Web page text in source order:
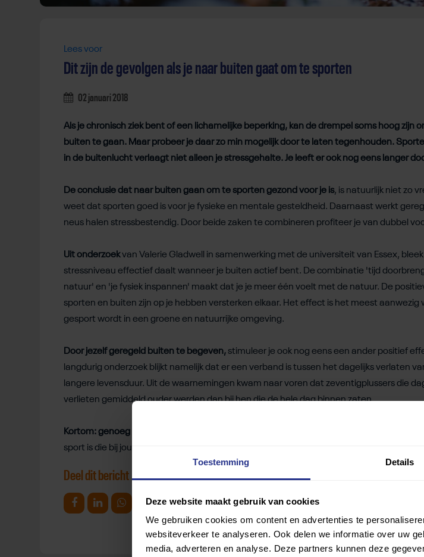
Toestemming Details
Deze website maakt gebruik van cookies
We gebruiken cookies om content en advertenties te
websiteverkeer te analyseren. Ook delen we informatie over uw
media, adverteren en analyse. Deze partners kunnen deze
Lees voor
Dit zijn de gevolgen als je naar buiten gaat om te sporten
02 januari 2018
Als je chronisch ziek bent of een lichamelijke beperking, kan de drempel soms hoog zijn
buiten te gaan. Maar probeer je daar zo min mogelijk door te laten tegenhouden.
in de buitenlucht verlaagt niet alleen je stressgehalte. Je leeft er ook nog eens langer
De conclusie dat naar buiten gaan om te sporten gezond voor je is, is natuurlijk niet zo
weet dat sporten goed is voor je fysieke en mentale gesteldheid. Daarnaast werkt
neus halen stressbestendig. Door beide zaken te combineren profiteer je van dubbel
Uit onderzoekvan Valerie Gladwell in samenwerking met de universiteit van Essex,
stressniveau effectief daalt wanneer je buiten actief bent. De combinatie 'tijd
natuur' en 'je fysiek inspannen' maakt dat je je meer één voelt met de natuur. De
sporten en buiten zijn op je hebben versterken elkaar. Het effect is het meest aanwezig
gesport wordt in een groene en natuurrijke omgeving.
Door jezelf geregeld buiten te begeven,stimuleer je ook nog eens een ander positief
langdurig onderzoek blijkt namelijk dat er een verband is tussen het dagelijks verlaten
langere levensduur. Uit de waarnemingen kwam naar voren dat zeventigplussers die
verlieten gemiddeld ouder werden dan bij hen die de hele dag binnen zaten.
Kortom: genoeg reden om de deur uit te gaan en te bewegen.
sport is die bij jou past.
Deel dit bericht
Deel op Facebook
Deel op LinkedinDeel op Whatsapp
Mail link Kopieer link